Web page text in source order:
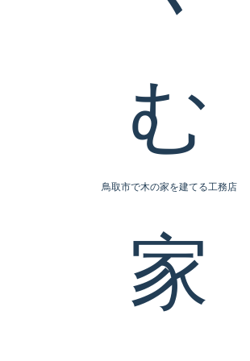
鳥取市で木の家を建てる工務店